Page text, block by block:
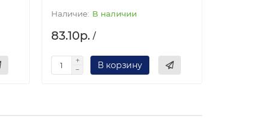
В наличии
83.10р. /
В корзину